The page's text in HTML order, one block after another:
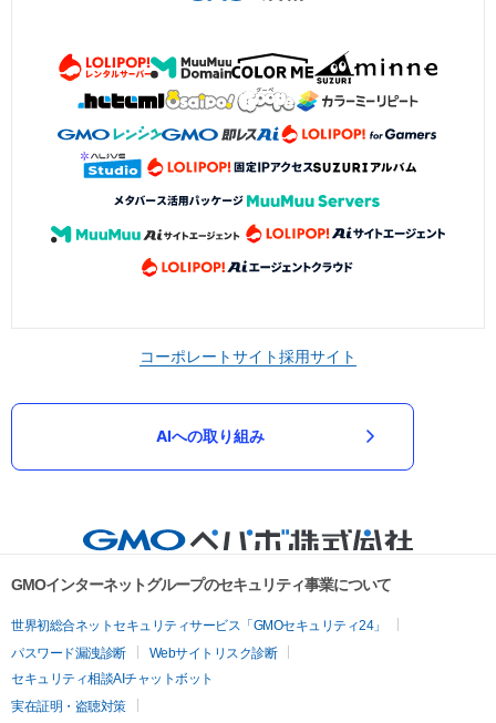
コーポレートサイト採用サイト
AIへの取り組み
GMOインターネットグループのセキュリティ事業について
世界初総合ネットセキュリティサービス「GMOセキュリティ24」
パスワード漏洩診断
Webサイトリスク診断
セキュリティ相談AIチャットボット
実在証明・盗聴対策